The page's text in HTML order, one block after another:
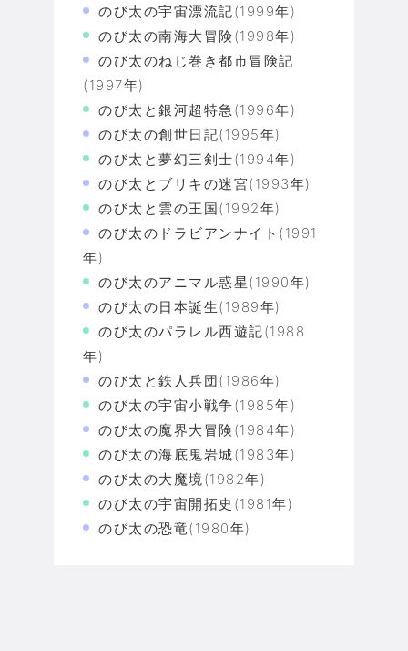
のび太の宇宙漂流記(1999年)
のび太の南海大冒険(1998年)
のび太のねじ巻き都市冒険記
(1997年)
のび太と銀河超特急(1996年)
のび太の創世日記(1995年)
のび太と夢幻三剣士(1994年)
のび太とブリキの迷宮(1993年)
のび太と雲の王国(1992年)
のび太のドラビアンナイト(1991
年)
のび太のアニマル惑星(1990年)
のび太の日本誕生(1989年)
のび太のパラレル西遊記(1988
年)
のび太と鉄人兵団(1986年)
のび太の宇宙小戦争(1985年)
のび太の魔界大冒険(1984年)
のび太の海底鬼岩城(1983年)
のび太の大魔境(1982年)
のび太の宇宙開拓史(1981年)
のび太の恐竜(1980年)